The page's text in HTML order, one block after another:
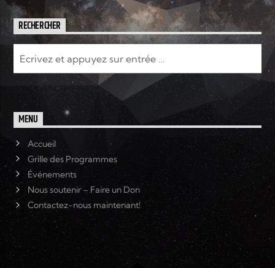
RECHERCHER
MENU
Accueil
Grille des Programmes
Événements
Nous soutenir – Faire un Don
Contactez-nous maintenant!